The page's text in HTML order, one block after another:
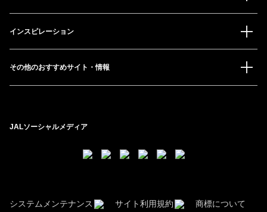
インスピレーション
その他のおすすめサイト・情報
JALソーシャルメディア
システムメンテナンス サイト利用規約 商標について